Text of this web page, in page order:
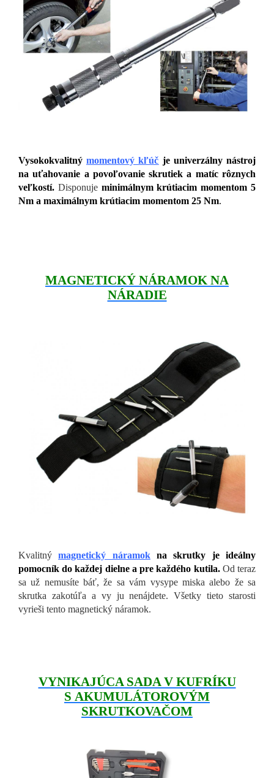
Vysokokvalitný momentový kľúč je univerzálny nástroj
na uťahovanie a povoľovanie skrutiek a matíc rôznych
veľkostí. Disponuje minimálnym krútiacim momentom 5
Nm a maximálnym krútiacim momentom 25 Nm.
MAGNETICKÝ NÁRAMOK NA
NÁRADIE
Kvalitnýmagnetický náramok
na skrutky je ideálny
pomocník do každej dielne a pre každého kutila.Od teraz
sa už nemusíte báť, že sa vám vysype miska alebo že sa
skrutka zakotúľa a vy ju nenájdete. Všetky tieto starosti
vyrieši tento magnetický náramok.
VYNIKAJÚCA SADA V KUFRÍKU
S AKUMULÁTOROVÝM
SKRUTKOVAČOM